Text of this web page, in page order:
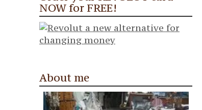
NOW for FREE!
About me